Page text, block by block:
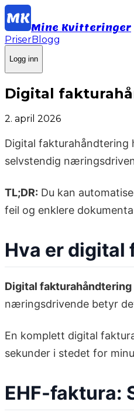
Mine Kvitteringer
PriserBlogg
Logg inn
Digital
2. april 2026
Digital fakturahåndtering
selvstendig
TL;DR: Du kan
feil og enklere
Hva er
Digital fakturahåndtering
næringsdrivende betyr
En komplett digital
sekunder i stedet for
EHF-faktura: